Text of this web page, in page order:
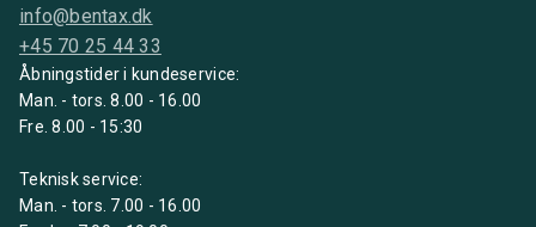
info@bentax.dk
+45 70 25 44 33
Åbningstider i kundeservice:
Man. - tors. 8.00 - 16.00
Fre. 8.00 - 15:30
Teknisk service:
Man. - tors. 7.00 - 16.00